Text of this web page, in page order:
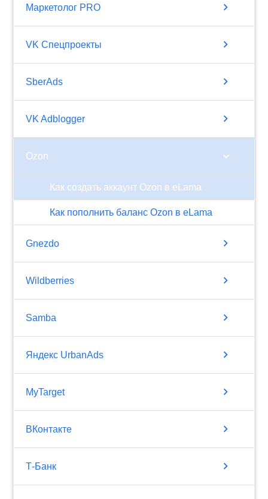
Маркетолог PRO chevron_right
VK Спецпроекты chevron_right
SberAds chevron_right
VK Adblogger chevron_right
Ozon chevron_right
Как создать аккаунт Ozon в eLama
Как пополнить баланс Ozon в eLama
Gnezdo chevron_right
Wildberries chevron_right
Samba chevron_right
Яндекс UrbanAds chevron_right
MyTarget chevron_right
ВКонтакте chevron_right
Т-Банк chevron_right